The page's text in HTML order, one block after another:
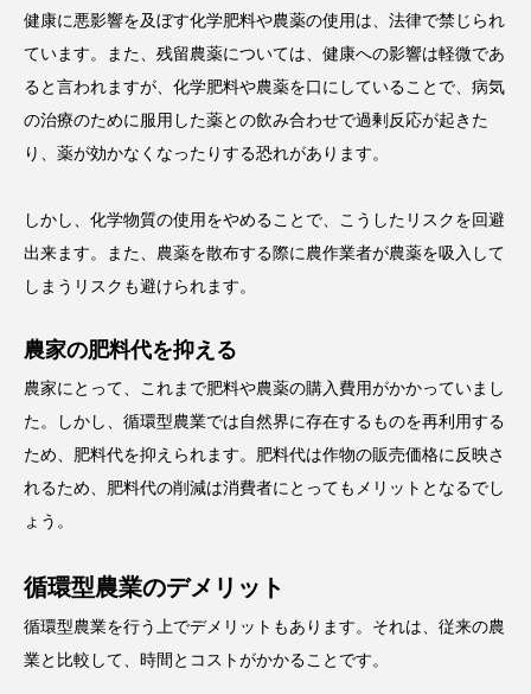
健康に悪影響を及ぼす化学肥料や農薬の使用は、法律で禁じられ
ています。また、残留農薬については、健康への影響は軽微であ
ると言われますが、化学肥料や農薬を口にしていることで、病気
の治療のために服用した薬との飲み合わせで過剰反応が起きた
り、薬が効かなくなったりする恐れがあります。
しかし、化学物質の使用をやめることで、こうしたリスクを回避
出来ます。また、農薬を散布する際に農作業者が農薬を吸入して
しまうリスクも避けられます。
農家の肥料代を抑える
農家にとって、これまで肥料や農薬の購入費用がかかっていまし
た。しかし、循環型農業では自然界に存在するものを再利用する
ため、肥料代を抑えられます。肥料代は作物の販売価格に反映さ
れるため、肥料代の削減は消費者にとってもメリットとなるでし
ょう。
循環型農業のデメリット
循環型農業を行う上でデメリットもあります。それは、従来の農
業と比較して、時間とコストがかかることです。